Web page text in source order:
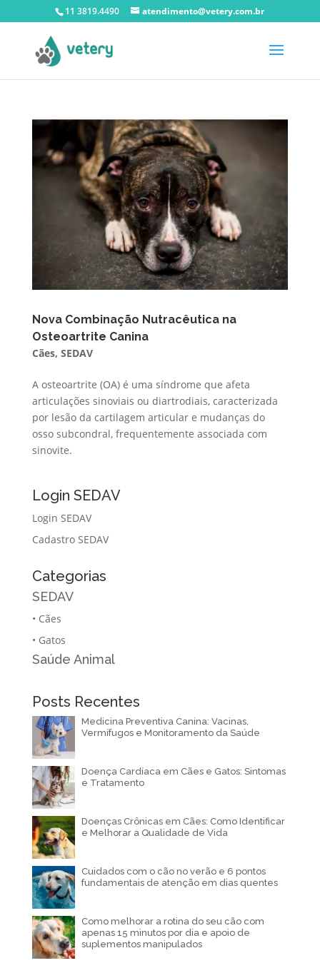
11 3819.4490 atendimento@vetery.com.br
Nova Combinação Nutracêutica na
Osteoartrite Canina
Cães, SEDAV
A osteoartrite (OA) é uma síndrome que afeta
articulações sinoviais ou diartrodiais, caracterizada
por lesão da cartilagem articular e mudanças do
osso subcondral, frequentemente associada com
sinovite.
Login SEDAV
Login SEDAV
Cadastro SEDAV
Categorias
SEDAV
• Cães
• Gatos
Saúde Animal
Posts Recentes
Medicina Preventiva Canina: Vacinas,
Vermífugos e Monitoramento da Saúde
Doença Cardíaca em Cães e Gatos: Sintomas
e Tratamento
Doenças Crônicas em Cães: Como Identificar
e Melhorar a Qualidade de Vida
Cuidados com o cão no verão e 6 pontos
fundamentais de atenção em dias quentes
Como melhorar a rotina do seu cão com
apenas 15 minutos por dia e apoio de
suplementos manipulados